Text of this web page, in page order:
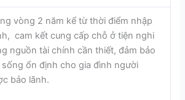
vòng 2 năm kể từ thời điểm nhập
cam kết cung cấp chỗ ở tiện nghi
nguồn tài chính cần thiết, đảm bảo
sống ổn định cho gia đình người
bảo lãnh.